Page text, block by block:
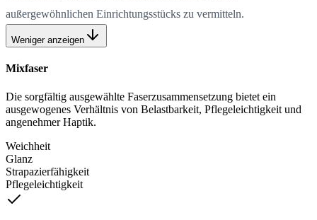
außergewöhnlichen Einrichtungsstücks zu vermitteln.
Weniger anzeigen
Mixfaser
Die sorgfältig ausgewählte Faserzusammensetzung bietet ein
ausgewogenes Verhältnis von Belastbarkeit, Pflegeleichtigkeit und
angenehmer Haptik.
Weichheit
Glanz
Strapazierfähigkeit
Pflegeleichtigkeit